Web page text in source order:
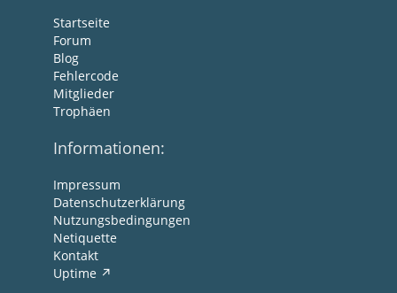
Startseite
Forum
Blog
Fehlercode
Mitglieder
Trophäen
Informationen:
Impressum
Datenschutzerklärung
Nutzungsbedingungen
Netiquette
Kontakt
Uptime